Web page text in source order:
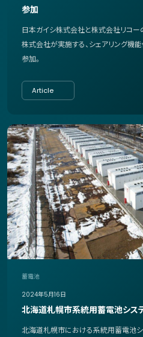
参加
日本ガイシ株式会社と株式会社リコ
株式会社が実施する、シェアリング機
参加。
Article
蓄電池
2024年5月16日
北海道札幌市系統用蓄電池シス
北海道札幌市における系統用蓄電池